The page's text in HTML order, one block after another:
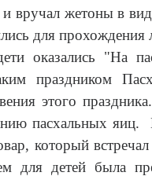
вручал жетоны в
для прохождения
оказались "На
праздником
этого
пасхальных
который
для детей была